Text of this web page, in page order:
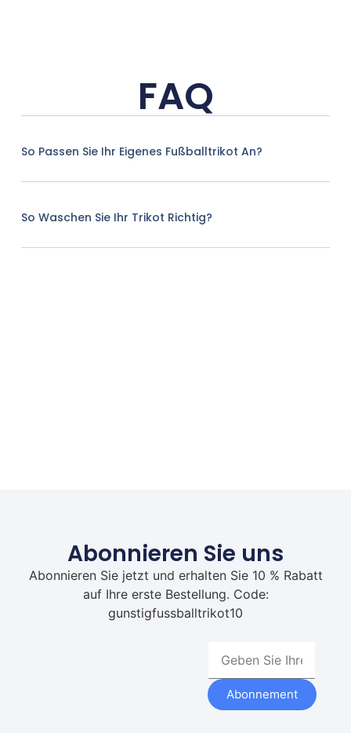
FAQ
So Passen Sie Ihr Eigenes Fußballtrikot An?
So Waschen Sie Ihr Trikot Richtig?
Abonnieren Sie uns
Abonnieren Sie jetzt und erhalten Sie 10 % Rabatt
auf Ihre erste Bestellung. Code:
gunstigfussballtrikot10
Abonnement